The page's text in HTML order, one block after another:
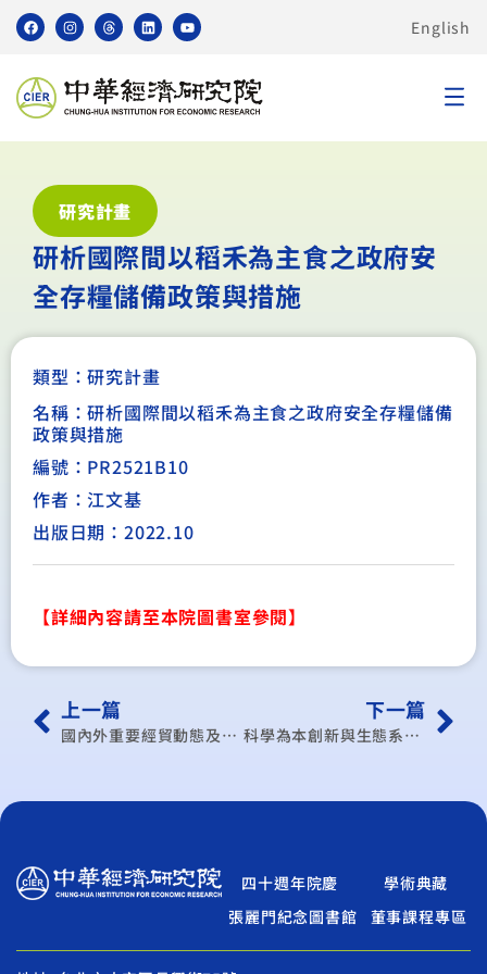
English
研究計畫
研析國際間以稻禾為主食之政府安
全存糧儲備政策與措施
類型：研究計畫
名稱：研析國際間以稻禾為主食之政府安全存糧儲備
政策與措施
編號：PR2521B10
作者：江文基
出版日期：2022.10
【詳細內容請至本院圖書室參閱】
上一篇
國內外重要經貿動態及產業發展概況（雙月報）1
下一篇
科學為本創新與生態系優化策略研析計畫（111~113年）（1/3）*
四十週年院慶
學術典藏
張麗門紀念圖書館
董事課程專區